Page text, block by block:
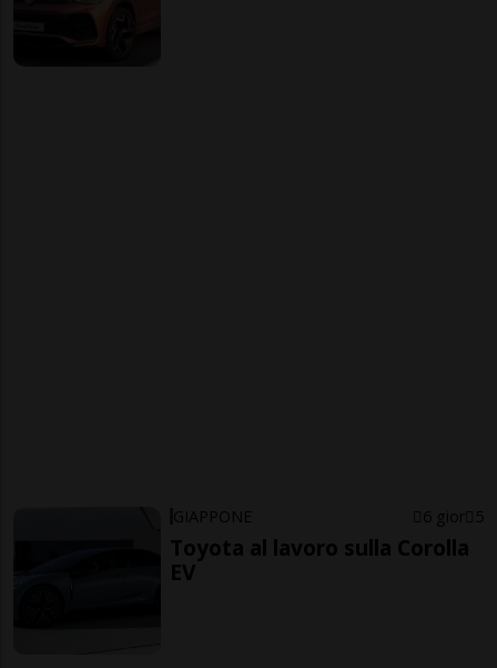
GIAPPONE 6 gior 5
Toyota al lavoro sulla Corolla
EV